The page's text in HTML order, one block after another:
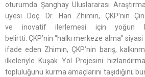
oturumda Şanghay Uluslararası
üyesi Doç. Dr. Han Zhimin, ÇKP’nin
ve inovatif ilerlemesi için yoğun
belirtti. ÇKP’nin “halkı merkeze alma” siyasi
ifade eden Zhimin, ÇKP’nin barış,
ilkeleriyle Kuşak Yol Projesini
topluluğunu kurma amaçlarını taşıdığını;